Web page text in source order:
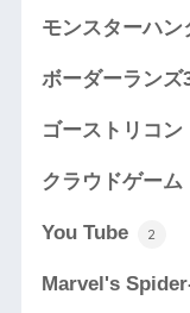
モンスターハ
ボーダーランズ
ゴーストリコン
クラウドゲーム
You Tube 2
Marvel's